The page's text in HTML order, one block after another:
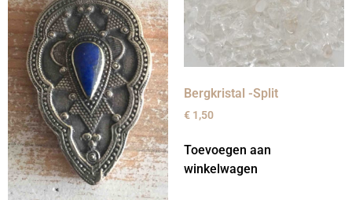
Bergkristal -Split
€ 1,50
Toevoegen aan
winkelwagen